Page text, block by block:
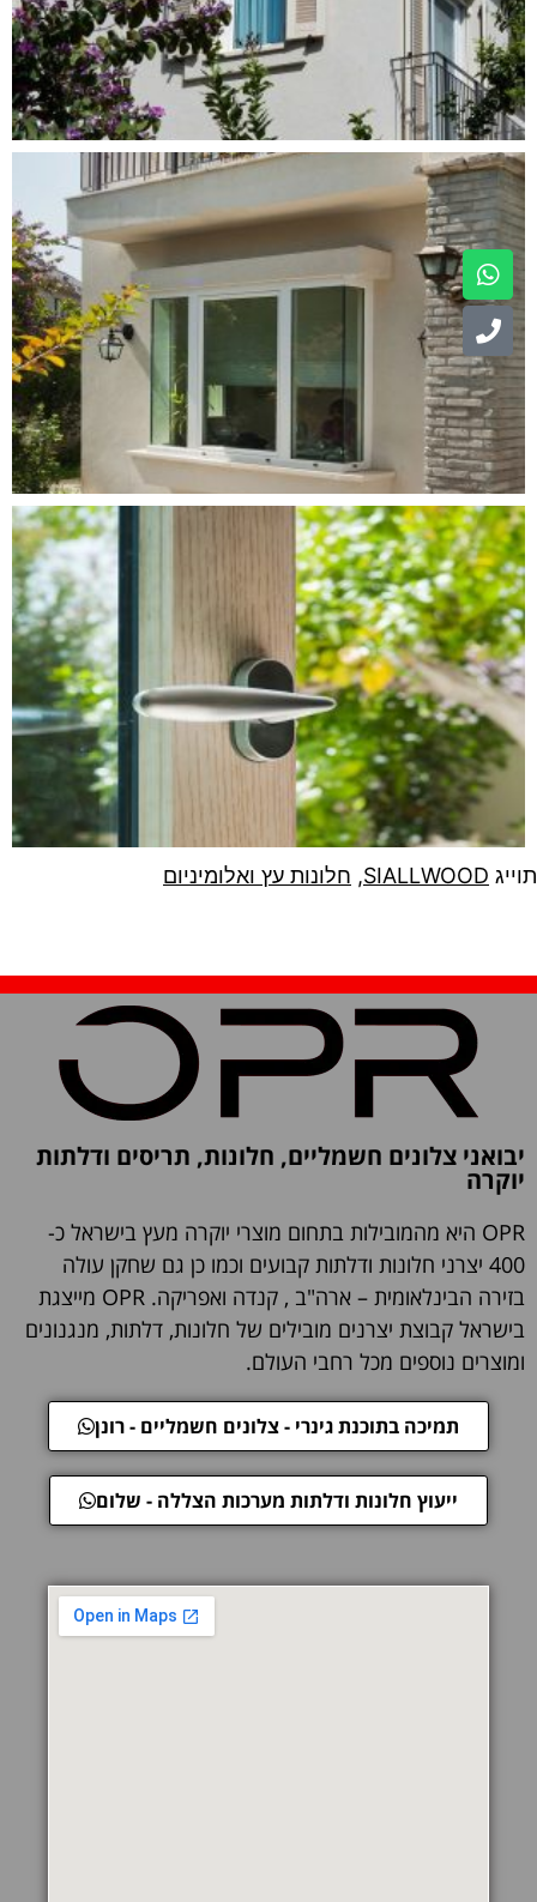
תוייג SIALLWOOD
, חלונות עץ ואלומיניום
יבואני צלונים חשמליים, חלונות, תריסים ודלתות
יוקרה
OPR היא מהמובילות בתחום מוצרי יוקרה מעץ בישראל כ-
400 יצרני חלונות ודלתות קבועים וכמו כן גם שחקן עולה
בזירה הבינלאומית – ארה"ב , קנדה ואפריקה. OPR מייצגת
בישראל קבוצת יצרנים מובילים של חלונות, דלתות, מנגנונים
ומוצרים נוספים מכל רחבי העולם.
תמיכה בתוכנת גינרי - צלונים חשמליים - רונן
ייעוץ חלונות ודלתות מערכות הצללה - שלום